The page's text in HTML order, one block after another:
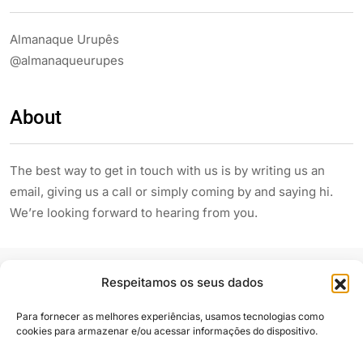
Respeitamos os seus dados
Para fornecer as melhores experiências, usamos tecnologias como
cookies para armazenar e/ou acessar informações do dispositivo.
Almanaque Urupês
@almanaqueurupes
About
The best way to get in touch with us is by writing us an
email, giving us a call or simply coming by and saying hi.
We’re looking forward to hearing from you.